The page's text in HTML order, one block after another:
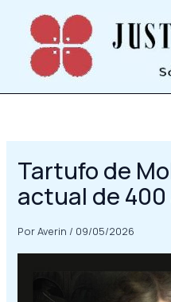
contenido
Tartufo de
actual de 400
PorAverin / 09/05/2026